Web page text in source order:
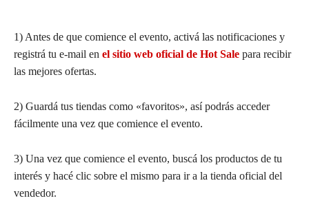
1) Antes de que comience el evento, activá las notificaciones y
registrá tu e-mail en el sitio web oficial de Hot Sale para recibir
las mejores ofertas.
2) Guardá tus tiendas como «favoritos», así podrás acceder
fácilmente una vez que comience el evento.
3) Una vez que comience el evento, buscá los productos de tu
interés y hacé clic sobre el mismo para ir a la tienda oficial del
vendedor.